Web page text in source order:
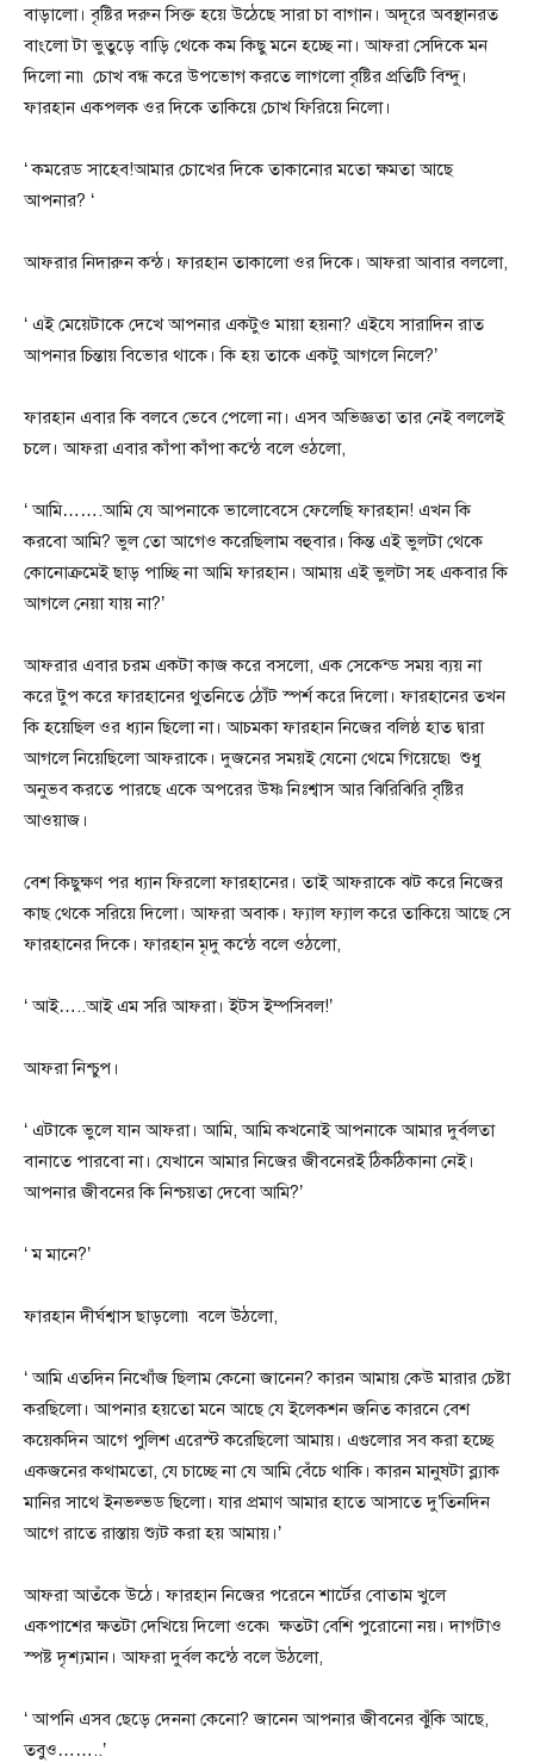
বাড়ালো। বৃষ্টির দরুন সিক্ত হয়ে উঠেছে সারা চা বাগান। অদূরে অবস্থানরত
বাংলো টা ভুতুড়ে বাড়ি থেকে কম কিছু মনে হচ্ছে না। আফরা সেদিকে মন
দিলো না৷ চোখ বন্ধ করে উপভোগ করতে লাগলো বৃষ্টির প্রতিটি বিন্দু।
ফারহান একপলক ওর দিকে তাকিয়ে চোখ ফিরিয়ে নিলো।
‘ কমরেড সাহেব!আমার চোখের দিকে তাকানোর মতো ক্ষমতা আছে
আপনার? ‘
আফরার নিদারুন কন্ঠ। ফারহান তাকালো ওর দিকে। আফরা আবার বললো,
‘ এই মেয়েটাকে দেখে আপনার একটুও মায়া হয়না? এইযে সারাদিন রাত
আপনার চিন্তায় বিভোর থাকে। কি হয় তাকে একটু আগলে নিলে?’
ফারহান এবার কি বলবে ভেবে পেলো না। এসব অভিজ্ঞতা তার নেই বললেই
চলে। আফরা এবার কাঁপা কাঁপা কন্ঠে বলে ওঠলো,
‘ আমি…….আমি যে আপনাকে ভালোবেসে ফেলেছি ফারহান! এখন কি
করবো আমি? ভুল তো আগেও করেছিলাম বহুবার। কিন্ত এই ভুলটা থেকে
কোনোক্রমেই ছাড় পাচ্ছি না আমি ফারহান। আমায় এই ভুলটা সহ একবার কি
আগলে নেয়া যায় না?’
আফরার এবার চরম একটা কাজ করে বসলো, এক সেকেন্ড সময় ব্যয় না
করে টুপ করে ফারহানের থুতনিতে ঠোঁট স্পর্শ করে দিলো। ফারহানের তখন
কি হয়েছিল ওর ধ্যান ছিলো না। আচমকা ফারহান নিজের বলিষ্ঠ হাত দ্বারা
আগলে নিয়েছিলো আফরাকে। দুজনের সময়ই যেনো থেমে গিয়েছে৷ শুধু
অনুভব করতে পারছে একে অপরের উষ্ণ নিঃশ্বাস আর ঝিরিঝিরি বৃষ্টির
আওয়াজ।
বেশ কিছুক্ষণ পর ধ্যান ফিরলো ফারহানের। তাই আফরাকে ঝট করে নিজের
কাছ থেকে সরিয়ে দিলো। আফরা অবাক। ফ্যাল ফ্যাল করে তাকিয়ে আছে সে
ফারহানের দিকে। ফারহান মৃদু কন্ঠে বলে ওঠলো,
‘ আই…..আই এম সরি আফরা। ইটস ইম্পসিবল!’
আফরা নিশ্চুপ।
‘ এটাকে ভুলে যান আফরা। আমি, আমি কখনোই আপনাকে আমার দুর্বলতা
বানাতে পারবো না। যেখানে আমার নিজের জীবনেরই ঠিকঠিকানা নেই।
আপনার জীবনের কি নিশ্চয়তা দেবো আমি?’
‘ ম মানে?’
ফারহান দীর্ঘশ্বাস ছাড়লো৷ বলে উঠলো,
‘ আমি এতদিন নিখোঁজ ছিলাম কেনো জানেন? কারন আমায় কেউ মারার চেষ্টা
করছিলো। আপনার হয়তো মনে আছে যে ইলেকশন জনিত কারনে বেশ
কয়েকদিন আগে পুলিশ এরেস্ট করেছিলো আমায়। এগুলোর সব করা হচ্ছে
একজনের কথামতো, যে চাচ্ছে না যে আমি বেঁচে থাকি। কারন মানুষটা ব্ল্যাক
মানির সাথে ইনভল্ভড ছিলো। যার প্রমাণ আমার হাতে আসাতে দু’তিনদিন
আগে রাতে রাস্তায় শ্যুট করা হয় আমায়।’
আফরা আতঁকে উঠে। ফারহান নিজের পরেনে শার্টের বোতাম খুলে
একপাশের ক্ষতটা দেখিয়ে দিলো ওকে৷ ক্ষতটা বেশি পুরোনো নয়। দাগটাও
স্পষ্ট দৃশ্যমান। আফরা দুর্বল কন্ঠে বলে উঠলো,
‘ আপনি এসব ছেড়ে দেননা কেনো? জানেন আপনার জীবনের ঝুঁকি আছে,
তবুও……..’